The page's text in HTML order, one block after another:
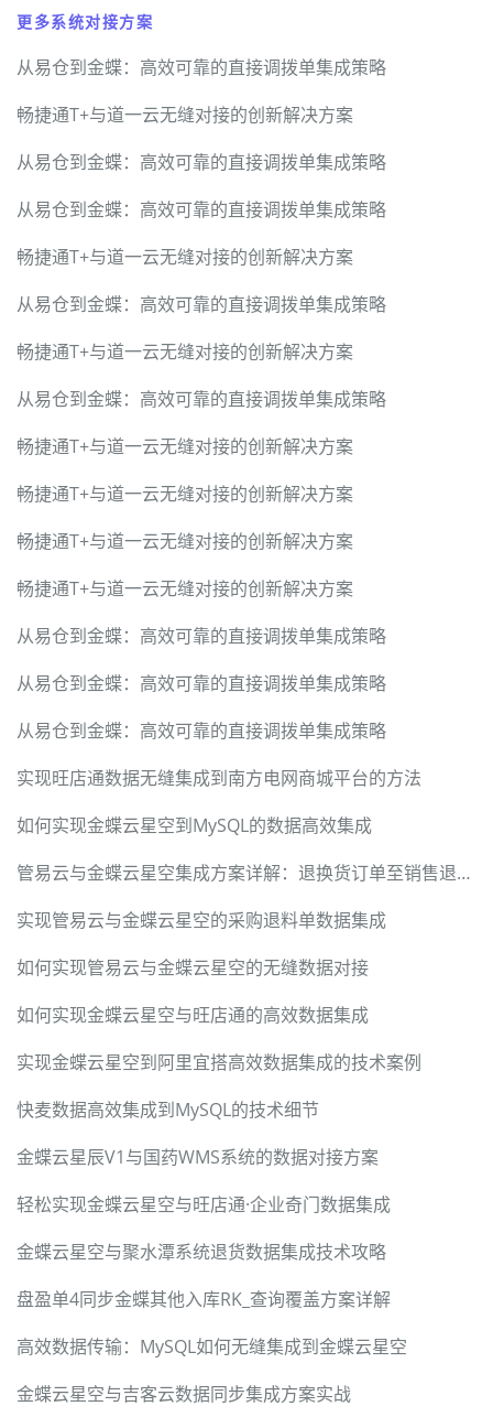
更多系统对接方案
从易仓到金蝶：高效可靠的直接调拨单集成策略
畅捷通T+与道一云无缝对接的创新解决方案
从易仓到金蝶：高效可靠的直接调拨单集成策略
从易仓到金蝶：高效可靠的直接调拨单集成策略
畅捷通T+与道一云无缝对接的创新解决方案
从易仓到金蝶：高效可靠的直接调拨单集成策略
畅捷通T+与道一云无缝对接的创新解决方案
从易仓到金蝶：高效可靠的直接调拨单集成策略
畅捷通T+与道一云无缝对接的创新解决方案
畅捷通T+与道一云无缝对接的创新解决方案
畅捷通T+与道一云无缝对接的创新解决方案
畅捷通T+与道一云无缝对接的创新解决方案
从易仓到金蝶：高效可靠的直接调拨单集成策略
从易仓到金蝶：高效可靠的直接调拨单集成策略
从易仓到金蝶：高效可靠的直接调拨单集成策略
实现旺店通数据无缝集成到南方电网商城平台的方法
如何实现金蝶云星空到MySQL的数据高效集成
管易云与金蝶云星空集成方案详解：退换货订单至销售退货单转换
实现管易云与金蝶云星空的采购退料单数据集成
如何实现管易云与金蝶云星空的无缝数据对接
如何实现金蝶云星空与旺店通的高效数据集成
实现金蝶云星空到阿里宜搭高效数据集成的技术案例
快麦数据高效集成到MySQL的技术细节
金蝶云星辰V1与国药WMS系统的数据对接方案
轻松实现金蝶云星空与旺店通·企业奇门数据集成
金蝶云星空与聚水潭系统退货数据集成技术攻略
盘盈单4同步金蝶其他入库RK_查询覆盖方案详解
高效数据传输：MySQL如何无缝集成到金蝶云星空
金蝶云星空与吉客云数据同步集成方案实战